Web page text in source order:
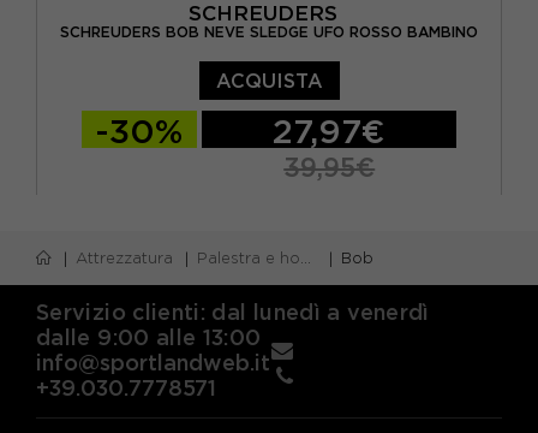
SCHREUDERS
SCHREUDERS BOB NEVE SLEDGE UFO ROSSO BAMBINO
ACQUISTA
-30% 27,97€
39,95€
Attrezzatura Palestra e home gym Bob
Servizio clienti: dal lunedì a venerdì
dalle 9:00 alle 13:00
info@sportlandweb.it
+39.030.7778571